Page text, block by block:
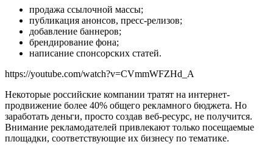
продажа ссылочной массы;
публикация анонсов, пресс-релизов;
добавление баннеров;
брендирование фона;
написание спонсорских статей.
https://youtube.com/watch?v=CVmmWFZHd_A
Некоторые российские компании тратят на интернет-
продвижение более 40% общего рекламного бюджета. Но
заработать деньги, просто создав веб-ресурс, не получится.
Внимание рекламодателей привлекают только посещаемые
площадки, соответствующие их бизнесу по тематике.